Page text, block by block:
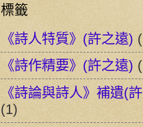
標籤
《詩人特質》(許之遠)
《詩作精要》(許之遠)
《詩論與詩人》補遺(
(1)